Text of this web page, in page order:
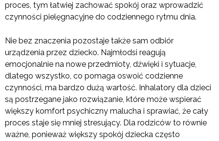
proces, tym łatwiej zachować spokój oraz wprowadzić
czynności pielęgnacyjne do codziennego rytmu dnia.
Nie bez znaczenia pozostaje także sam odbiór
urządzenia przez dziecko. Najmłodsi reagują
emocjonalnie na nowe przedmioty, dźwięki i sytuacje,
dlatego wszystko, co pomaga oswoić codzienne
czynności, ma bardzo dużą wartość. Inhalatory dla dzieci
są postrzegane jako rozwiązanie, które może wspierać
większy komfort psychiczny malucha i sprawiać, że cały
proces staje się mniej stresujący. Dla rodziców to równie
ważne, ponieważ większy spokój dziecka często